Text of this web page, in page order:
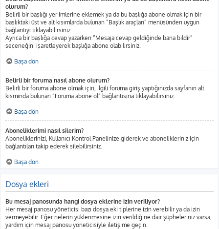
olurum?
Belirli bir başlığı yer imlerine eklemek ya da bu başlığa abone olmak için bir
başlıktaki üst ve alt kısımlarda bulunan “Başlık araçları” menüsünden uygun
bağlantıyı tıklayabilirsiniz.
Ayrıca bir başlığa cevap yazarken “Mesaja cevap geldiğinde bana bildir”
seçeneğini işaretleyerek başlığa abone olabilirsiniz.
Başa dön
Belirli bir foruma nasıl abone olurum?
Belirli bir foruma abone olmak için, ilgili foruma giriş yaptığınızda sayfanın alt
kısmında bulunan “Foruma abone ol” bağlantısına tıklayabilirsiniz.
Başa dön
Aboneliklerimi nasıl silerim?
Aboneliklerinizi, Kullanıcı Kontrol Panelinize giderek ve abonelikleriniz için
bağlantıları takip ederek silebilirsiniz.
Başa dön
Dosya ekleri
Bu mesaj panosunda hangi dosya eklerine izin veriliyor?
Her mesaj panosu yöneticisi bazı dosya eki tiplerine izin verebilir ya da izin
vermeyebilir. Eğer nelerin yüklenmesine izin verildiğine dair şüpheleriniz varsa,
yardım için mesaj panosu yöneticisiyle iletişime geçin.